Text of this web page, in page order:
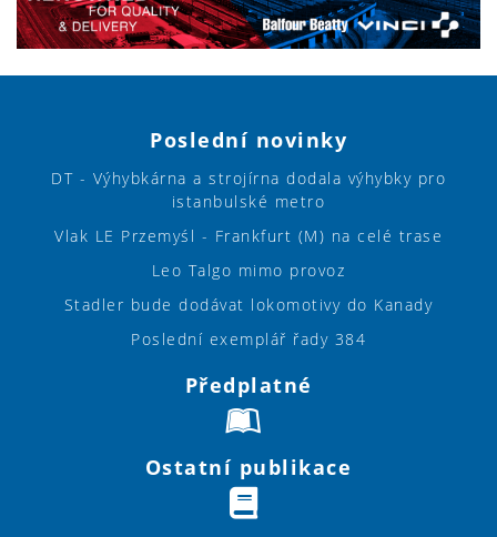
Poslední novinky
DT - Výhybkárna a strojírna dodala výhybky pro
istanbulské metro
Vlak LE Przemyśl - Frankfurt (M) na celé trase
Leo Talgo mimo provoz
Stadler bude dodávat lokomotivy do Kanady
Poslední exemplář řady 384
Předplatné
Ostatní publikace